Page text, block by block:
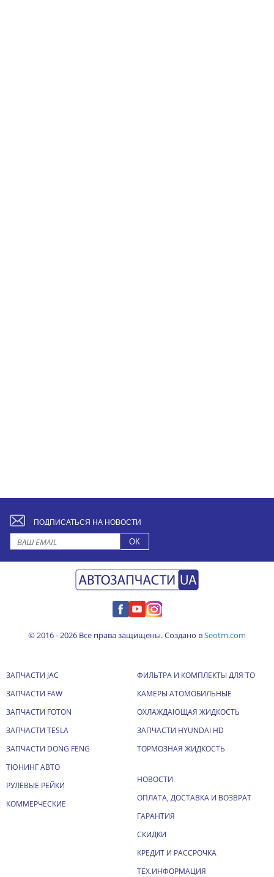
ПОДПИСАТЬСЯ НА НОВОСТИ
© 2016 - 2026 Все права защищены. Создано вSeotm.com
ЗАПЧАСТИ JAC
ЗАПЧАСТИ FAW
ЗАПЧАСТИ FOTON
ЗАПЧАСТИ TESLA
ЗАПЧАСТИ DONG FENG
ТЮНИНГ АВТО
РУЛЕВЫЕ РЕЙКИ
КОММЕРЧЕСКИЕ
ФИЛЬТРА И КОМПЛЕКТЫ ДЛЯ ТО
КАМЕРЫ АТОМОБИЛЬНЫЕ
ОХЛАЖДАЮЩАЯ ЖИДКОСТЬ
ЗАПЧАСТИ HYUNDAI HD
ТОРМОЗНАЯ ЖИДКОСТЬ
НОВОСТИ
ОПЛАТА, ДОСТАВКА И ВОЗВРАТ
ГАРАНТИЯ
СКИДКИ
КРЕДИТ И РАССРОЧКА
ТЕХ.ИНФОРМАЦИЯ